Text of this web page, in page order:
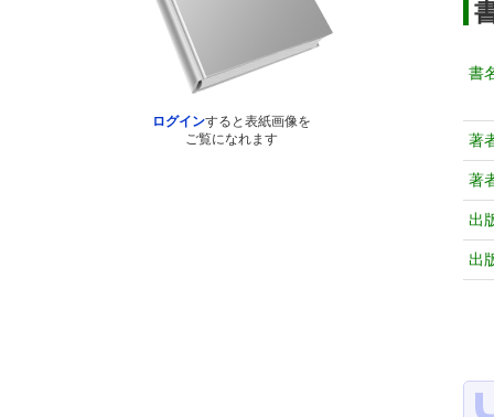
ログインすると表紙画像を
ご覧になれます
書
著
著
出
出